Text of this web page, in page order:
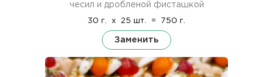
чесил и дробленой фисташкой
30 г. x 25 шт. = 750 г.
Заменить